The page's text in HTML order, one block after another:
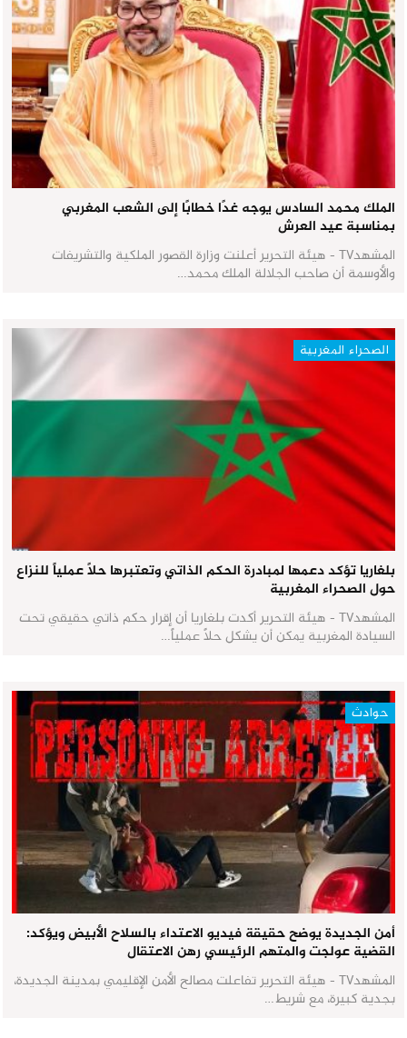
الملك محمد السادس يوجه غدًا خطابًا إلى الشعب المغربي
بمناسبة عيد العرش
المشهدTV - هيئة التحرير أعلنت وزارة القصور الملكية والتشريفات
والأوسمة أن صاحب الجلالة الملك محمد…
الصحراء المغربية
بلغاريا تؤكد دعمها لمبادرة الحكم الذاتي وتعتبرها حلاً عملياً للنزاع
حول الصحراء المغربية
المشهدTV - هيئة التحرير أكدت بلغاريا أن إقرار حكم ذاتي حقيقي تحت
السيادة المغربية يمكن أن يشكل حلاً عملياً…
حوادث
أمن الجديدة يوضح حقيقة فيديو الاعتداء بالسلاح الأبيض ويؤكد:
القضية عولجت والمتهم الرئيسي رهن الاعتقال
المشهدTV - هيئة التحرير تفاعلت مصالح الأمن الإقليمي بمدينة الجديدة،
بجدية كبيرة، مع شريط…